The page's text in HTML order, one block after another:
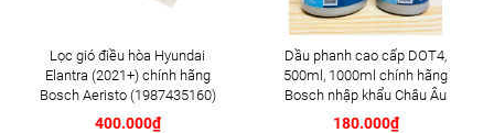
Lọc gió điều hòa Hyundai
Elantra (2021+) chính hãng
Bosch Aeristo (1987435160)
400.000₫
Dầu phanh cao cấp DOT4,
500ml, 1000ml chính hãng
Bosch nhập khẩu Châu Âu
180.000₫